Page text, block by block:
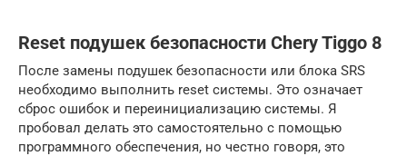
Reset подушек безопасности Chery Tiggo 8
После замены подушек безопасности или блока SRS
необходимо выполнить reset системы. Это означает
сброс ошибок и переинициализацию системы. Я
пробовал делать это самостоятельно с помощью
программного обеспечения, но честно говоря, это